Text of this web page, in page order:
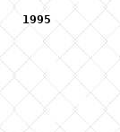
1995